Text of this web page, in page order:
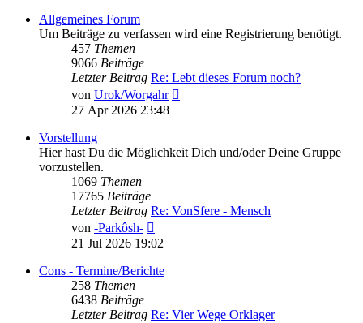
Allgemeines Forum
Um Beiträge zu verfassen wird eine Registrierung benötigt.
457 Themen
9066 Beiträge
Letzter Beitrag Re: Lebt dieses Forum noch?
von Urok/Worgahr
27 Apr 2026 23:48
Vorstellung
Hier hast Du die Möglichkeit Dich und/oder Deine Gruppe
vorzustellen.
1069 Themen
17765 Beiträge
Letzter Beitrag Re: VonSfere - Mensch
von -Parkôsh-
Beitrag
21 Jul 2026 19:02
Cons - Termine/Berichte
258 Themen
6438 Beiträge
Letzter Beitrag Re: Vier Wege Orklager